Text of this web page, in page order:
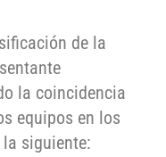
de la
la coincidencia
equipos en los
siguiente: